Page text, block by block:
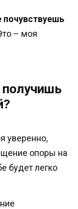
почувствуешь
– моя
уверенно,
опоры на
будет легко